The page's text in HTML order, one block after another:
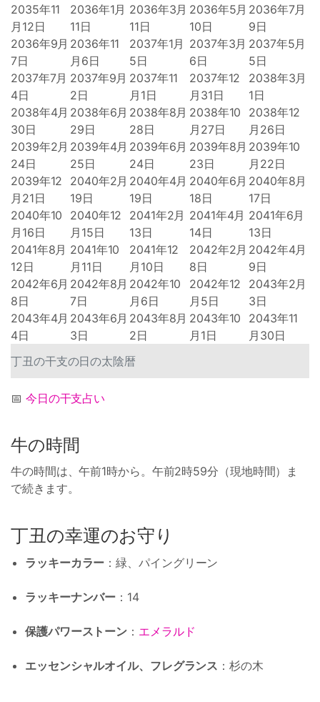
丁丑の干支の日の太陰暦
2035年11
月12日
2036年1月
11日
2036年3月
11日
2036年5月
10日
2036年7月
9日
2036年9月
7日
2036年11
月6日
2037年1月
5日
2037年3月
6日
2037年5月
5日
2037年7月
4日
2037年9月
2日
2037年11
月1日
2037年12
月31日
2038年3月
1日
2038年4月
30日
2038年6月
29日
2038年8月
28日
2038年10
月27日
2038年12
月26日
2039年2月
24日
2039年4月
25日
2039年6月
24日
2039年8月
23日
2039年10
月22日
2039年12
月21日
2040年2月
19日
2040年4月
19日
2040年6月
18日
2040年8月
17日
2040年10
月16日
2040年12
月15日
2041年2月
13日
2041年4月
14日
2041年6月
13日
2041年8月
12日
2041年10
月11日
2041年12
月10日
2042年2月
8日
2042年4月
9日
2042年6月
8日
2042年8月
7日
2042年10
月6日
2042年12
月5日
2043年2月
3日
2043年4月
4日
2043年6月
3日
2043年8月
2日
2043年10
月1日
2043年11
月30日
📅 今日の干支占い
牛の時間
牛の時間は、午前1時から。午前2時59分（現地時間）ま
で続きます。
丁丑の幸運のお守り
ラッキーカラー ：緑、パイングリーン
ラッキーナンバー ：14
保護パワーストーン ： エメラルド
エッセンシャルオイル、フレグランス ：杉の木